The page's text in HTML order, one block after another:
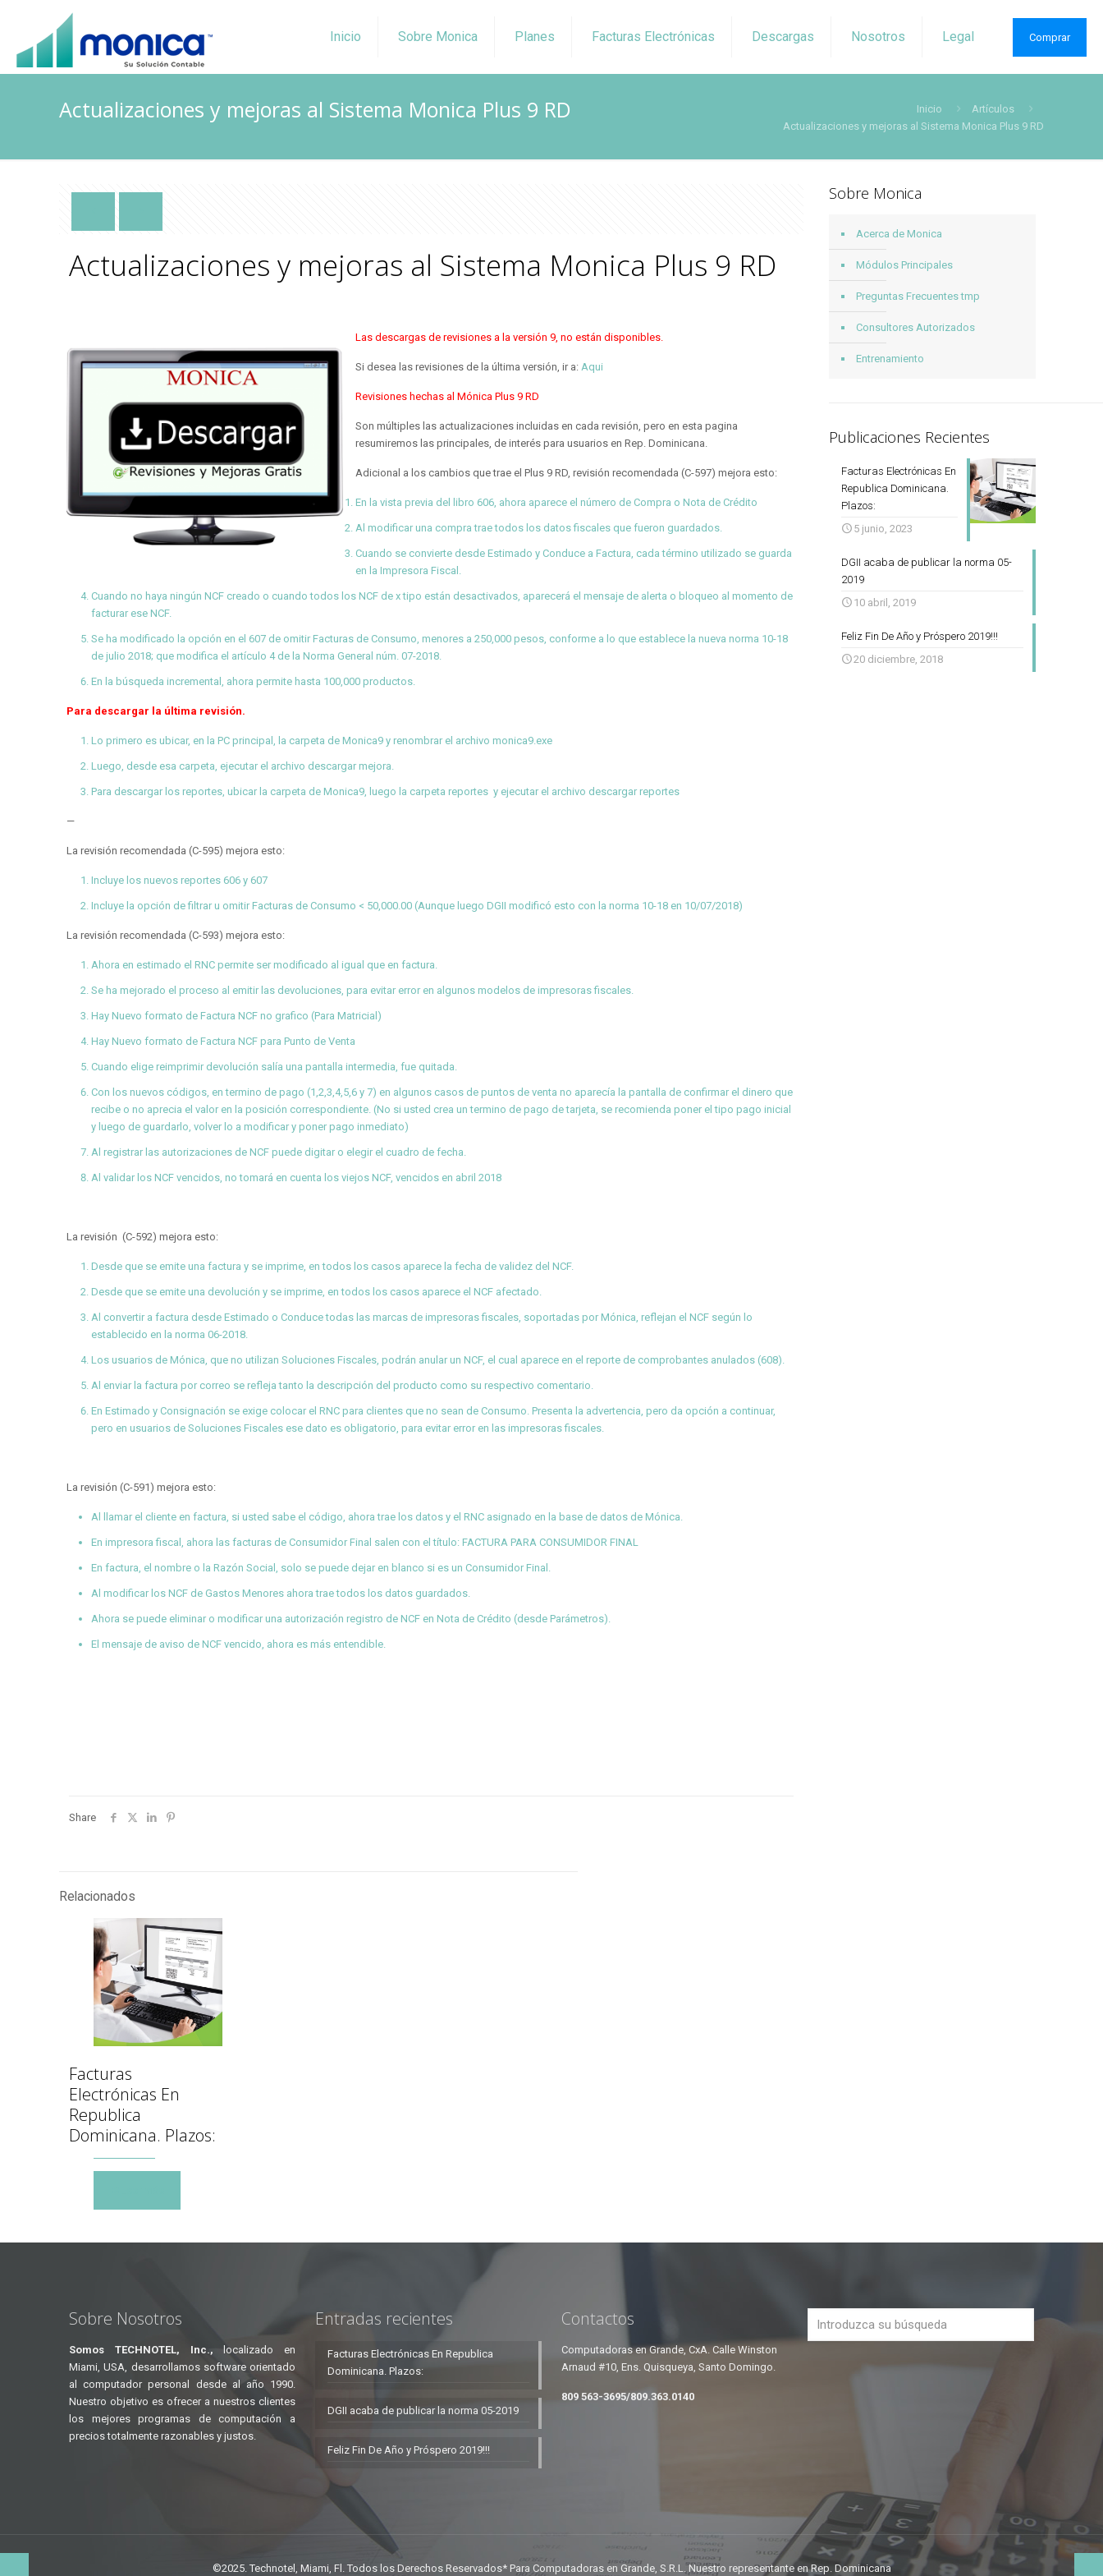
Inicio Sobre Monica Planes Facturas Electrónicas Descargas Nosotros Legal Comprar
Actualizaciones y mejoras al Sistema Monica Plus 9 RD Inicio
Artículos
Actualizaciones y mejoras al Sistema Monica Plus 9 RD
Actualizaciones y mejoras al Sistema Monica Plus 9 RD
Las descargas de revisiones a la versión 9, no están disponibles.
Si desea las revisiones de la última versión, ir a:Aqui
Revisiones hechas al Mónica Plus9 RD
Son múltiples las actualizaciones incluidas en cada revisión, pero en esta pagina
resumiremos las principales, de interés para usuarios en Rep. Dominicana.
Adicional a los cambios que trae el Plus 9 RD, revisión recomendada (C-597) mejora esto:
En la vista previa del libro 606, ahora aparece el número de Compra o Nota de Crédito
Al modificar una compra trae todos los datos fiscales que fueron guardados.
Cuando se convierte desde Estimado y Conduce a Factura, cada término utilizado se guarda
en la Impresora Fiscal.
Cuando no haya ningún NCF creado o cuando todos los NCF de x tipo están desactivados, aparecerá el mensaje de alerta o bloqueo al momento de
facturar ese NCF.
Se ha modificado la opción en el 607 de omitir Facturas de Consumo, menores a 250,000 pesos, conforme a lo que establece la nuevanorma 10-18
de julio 2018; que modifica el artículo 4 de la Norma General núm. 07-2018.
En la búsqueda incremental, ahora permite hasta 100,000 productos.
Para descargar la última revisión.
Lo primero es ubicar, en la PC principal, la carpeta de Monica9 y renombrar el archivo monica9.exe
Luego, desde esa carpeta, ejecutar el archivo descargar mejora.
Para descargar los reportes, ubicar la carpeta de Monica9, luego la carpeta reportes y ejecutar el archivo descargar reportes
—
La revisión recomendada (C-595) mejora esto:
Incluye los nuevos reportes 606 y 607
Incluye la opción de filtrar u omitir Facturas de Consumo < 50,000.00 (Aunque luego DGII modificó esto con la norma 10-18 en 10/07/2018)
La revisión recomendada (C-593) mejora esto:
Ahora en estimado el RNC permite ser modificado al igual que en factura.
Se ha mejorado el proceso al emitir las devoluciones, para evitar error en algunos modelos de impresoras fiscales.
Hay Nuevo formato de Factura NCF no grafico (Para Matricial)
Hay Nuevo formato de Factura NCF para Punto de Venta
Cuando elige reimprimir devolución salía una pantalla intermedia, fue quitada.
Con los nuevos códigos, en termino de pago (1,2,3,4,5,6 y 7) en algunos casos de puntos de venta no aparecía la pantalla de confirmar el dinero que
recibe o no aprecia el valor en la posición correspondiente. (No si usted crea un termino de pago de tarjeta, se recomienda poner el tipo pago inicial
y luego de guardarlo, volver lo a modificar y poner pago inmediato)
Al registrar las autorizaciones de NCF puede digitar o elegir el cuadro de fecha.
Al validar los NCF vencidos, no tomará en cuenta los viejos NCF, vencidos en abril 2018
La revisión (C-592) mejora esto:
Desde que se emite una factura y se imprime, en todos los casos aparece la fecha de validez del NCF.
Desde que se emite una devolución y se imprime, en todos los casos aparece el NCF afectado.
Al convertir a factura desde Estimado o Conduce todas las marcas de impresoras fiscales, soportadas por Mónica, reflejan el NCF según lo
establecido en la norma 06-2018.
Los usuarios de Mónica, que no utilizan Soluciones Fiscales, podrán anular un NCF, el cual aparece en el reporte de comprobantes anulados (608).
Al enviar la factura por correo se refleja tanto la descripción del producto como su respectivo comentario.
En Estimado y Consignación se exige colocar el RNC para clientes que no sean de Consumo. Presenta la advertencia, pero da opción a continuar,
pero en usuarios de Soluciones Fiscales ese dato es obligatorio, para evitar error en las impresoras fiscales.
La revisión (C-591) mejora esto:
Al llamar el cliente en factura, si usted sabe el código, ahora trae los datos y el RNC asignado en la base de datos de Mónica.
En impresora fiscal, ahora las facturas de Consumidor Final salen con el título: FACTURA PARA CONSUMIDOR FINAL
En factura, el nombre o la Razón Social, solo se puede dejar en blanco si es un Consumidor Final.
Al modificar los NCF de Gastos Menores ahora trae todos los datos guardados.
Ahora se puede eliminar o modificar una autorización registro de NCF en Nota de Crédito (desde Parámetros).
El mensaje de aviso de NCF vencido, ahora es más entendible.
Share
Relacionados
Facturas
Electrónicas En
Republica
Dominicana. Plazos:
Sobre Monica
Acerca de Monica
Módulos Principales
Preguntas Frecuentes tmp
Consultores Autorizados
Entrenamiento
Publicaciones Recientes
Facturas Electrónicas En
Republica Dominicana.
Plazos:
5 junio, 2023
DGII acaba de publicar la norma 05-
2019
10 abril, 2019
Feliz Fin De Año y Próspero 2019!!!
20 diciembre, 2018
Sobre Nosotros
Somos TECHNOTEL, Inc.,localizado en
Miami, USA, desarrollamos software orientado
al computador personal desde al año 1990.
Nuestro objetivo es ofrecer a nuestros clientes
los mejores programas de computación a
precios totalmente razonables y justos.
Entradas recientes
Facturas Electrónicas En Republica
Dominicana. Plazos:
DGII acaba de publicar la norma 05-2019
Feliz Fin De Año y Próspero 2019!!!
Contactos
Computadoras en Grande, CxA. Calle Winston
Arnaud #10, Ens. Quisqueya, Santo Domingo.
809 563-3695/809.363.0140
©2025. Technotel, Miami, Fl. Todos los Derechos Reservados* Para Computadoras en Grande, S.R.L. Nuestro representante en Rep. Dominicana